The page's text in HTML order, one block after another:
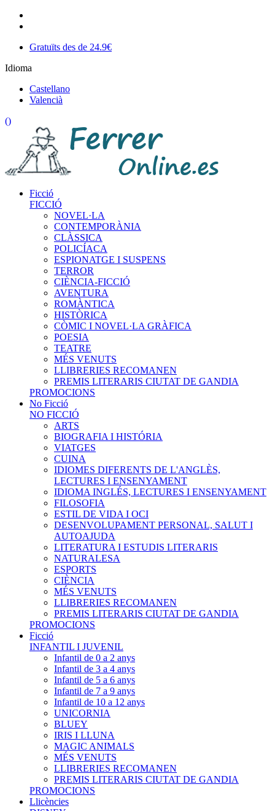
Gratuïts des de 24.9€
Idioma
Castellano
Valencià
()
Ficció
FICCIÓ
NOVEL·LA
CONTEMPORÀNIA
CLÀSSICA
POLICÍACA
ESPIONATGE I SUSPENS
TERROR
CIÈNCIA-FICCIÓ
AVENTURA
ROMÀNTICA
HISTÒRICA
CÒMIC I NOVEL·LA GRÀFICA
POESIA
TEATRE
MÉS VENUTS
LLIBRERIES RECOMANEN
PREMIS LITERARIS CIUTAT DE GANDIA
PROMOCIONS
No Ficció
NO FICCIÓ
ARTS
BIOGRAFIA I HISTÓRIA
VIATGES
CUINA
IDIOMES DIFERENTS DE L'ANGLÈS,
LECTURES I ENSENYAMENT
IDIOMA INGLÉS, LECTURES I ENSENYAMENT
FILOSOFIA
ESTIL DE VIDA I OCI
DESENVOLUPAMENT PERSONAL, SALUT I
AUTOAJUDA
LITERATURA I ESTUDIS LITERARIS
NATURALESA
ESPORTS
CIÈNCIA
MÉS VENUTS
LLIBRERIES RECOMANEN
PREMIS LITERARIS CIUTAT DE GANDIA
PROMOCIONS
Ficció
INFANTIL I JUVENIL
Infantil de 0 a 2 anys
Infantil de 3 a 4 anys
Infantil de 5 a 6 anys
Infantil de 7 a 9 anys
Infantil de 10 a 12 anys
UNICORNIA
BLUEY
IRIS I LLUNA
MAGIC ANIMALS
MÉS VENUTS
LLIBRERIES RECOMANEN
PREMIS LITERARIS CIUTAT DE GANDIA
PROMOCIONS
Llicències